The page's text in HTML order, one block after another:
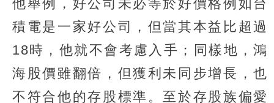
他舉例，好公司未必等於好價格例如台
積電是一家好公司，但當其本益比超過
18時，他就不會考慮入手；同樣地，鴻
海股價雖翻倍，但獲利未同步增長，也
不符合他的存股標準。至於存股族偏愛